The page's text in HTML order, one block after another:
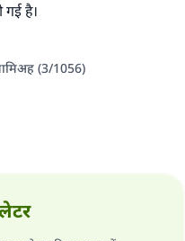
गई है।
(3/1056)